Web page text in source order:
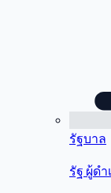
รัฐบาล
รัฐ ผู้ด